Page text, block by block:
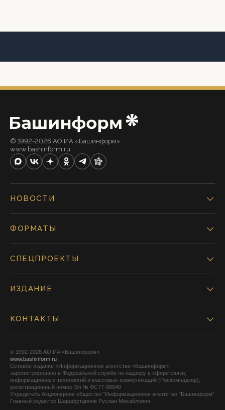
© 1992-2026 АО ИА «Башинформ».
www.bashinform.ru
НОВОСТИ
ФОРМАТЫ
СПЕЦПРОЕКТЫ
ИЗДАНИЕ
КОНТАКТЫ
© 1992-2026 АО ИА «Башинформ».
www.bashinform.ru
Сетевое издание «Информационное агентство «Башинформ»
зарегистрировано в Федеральной службе по надзору в сфере связи,
информационных технологий и массовых коммуникаций (Роскомнадзор),
регистрационный номер Эл № ФС77-88040
Учредитель Акционерное общество "Информационное агентство "Башинформ"
Главный редактор Шарафутдинов Руслан Михайлович